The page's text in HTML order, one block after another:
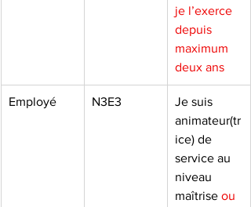
je l’exerce
depuis
maximum
deux ans
Employé N3E3
Je suis
animateur(tr
ice) de
service au
niveau
maîtrise ou